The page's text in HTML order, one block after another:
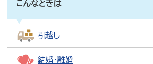
こんなときは
引越し
結婚・離婚